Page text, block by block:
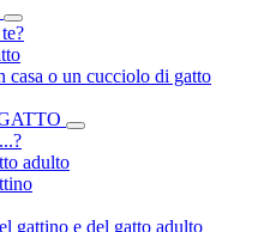
casa o un cucciolo di gatto
adulto
gattino e del gatto adulto